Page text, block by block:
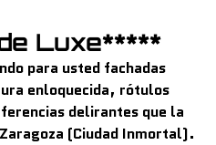
Luxe*****
para usted fachadas
enloquecida, rótulos
delirantes que la
(Ciudad Inmortal).